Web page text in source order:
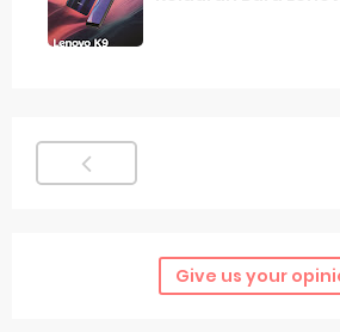
Give us your